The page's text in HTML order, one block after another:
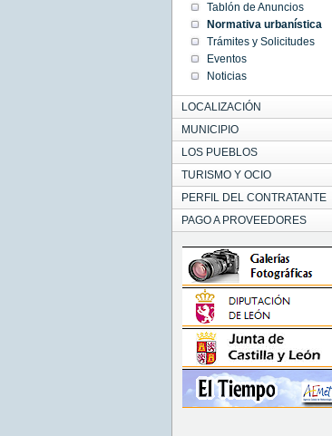
Tablón de Anuncios
Normativa urbanística
Trámites y Solicitudes
Eventos
Noticias
LOCALIZACIÓN
MUNICIPIO
LOS PUEBLOS
TURISMO Y OCIO
PERFIL DEL CONTRATANTE
PAGO A PROVEEDORES